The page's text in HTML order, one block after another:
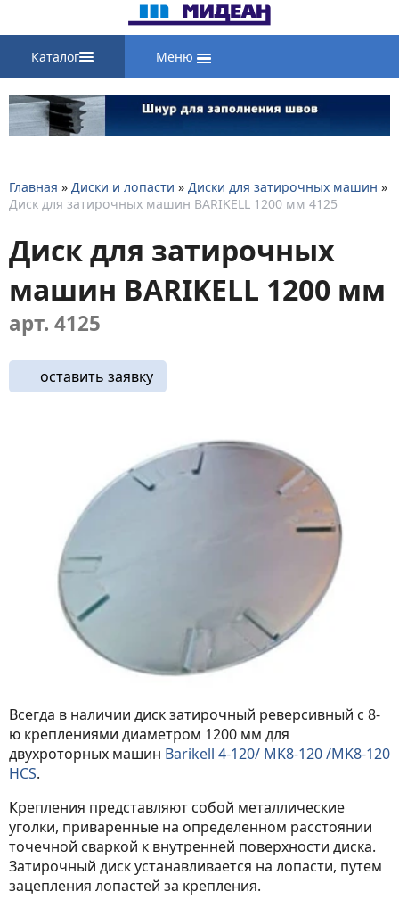
Каталог Меню
Главная » Диски и лопасти » Диски для затирочных машин »
Диск для затирочных машин BARIKELL 1200 мм 4125
Диск для затирочных
машин BARIKELL 1200 мм
арт. 4125
оставить заявку
Всегда в наличии диск затирочный реверсивный с 8-
ю креплениями диаметром 1200 мм для
двухроторных машин Barikell 4-120/ MK8-120 /MK8-120
HCS.
Крепления представляют собой металлические
уголки, приваренные на определенном расстоянии
точечной сваркой к внутренней поверхности диска.
Затирочный диск устанавливается на лопасти, путем
зацепления лопастей за крепления.